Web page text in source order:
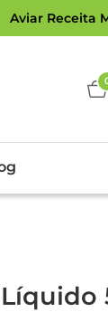
Aviar Receita